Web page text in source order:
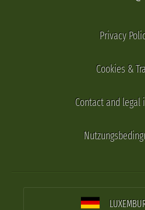
Privacy
Cookies &
Contact and legal